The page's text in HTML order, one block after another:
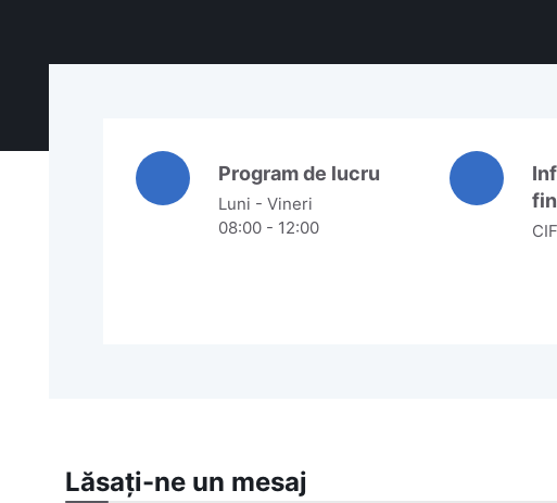
Program de lucru
Luni - Vineri
08:00 - 12:00
Lăsați-ne un mesaj